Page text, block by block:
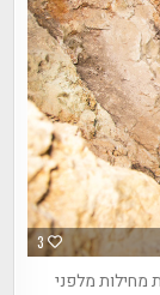
3
מלפני